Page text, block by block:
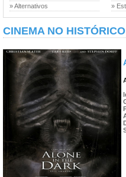
» Alternativos
»
CINEMA NO HISTÓRICO